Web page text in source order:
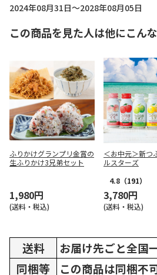
2024年08月31日～2028年08月05日
この商品を見た人は他にこん
ふりかけグランプリ金賞の
生ふりかけ3兄弟セット
1,980円
(送料・税込)
＜お中元＞新つ
ルスターズ
4.8 （191）
3,780円
(送料・税込)
送料
お届け先ごと全国
同梱等
この商品は同梱不